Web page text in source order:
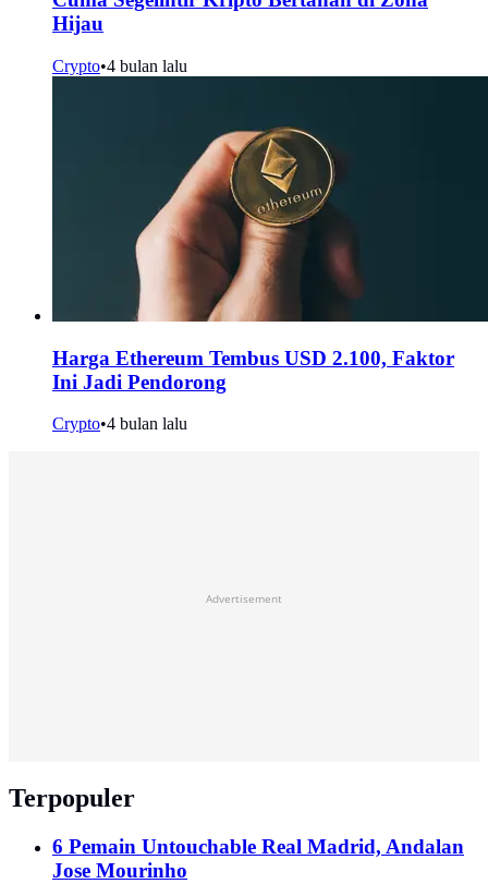
Hijau
Crypto•4 bulan lalu
Harga Ethereum Tembus USD 2.100, Faktor
Ini Jadi Pendorong
Crypto•4 bulan lalu
Advertisement
Terpopuler
6 Pemain Untouchable Real Madrid, Andalan
Jose Mourinho